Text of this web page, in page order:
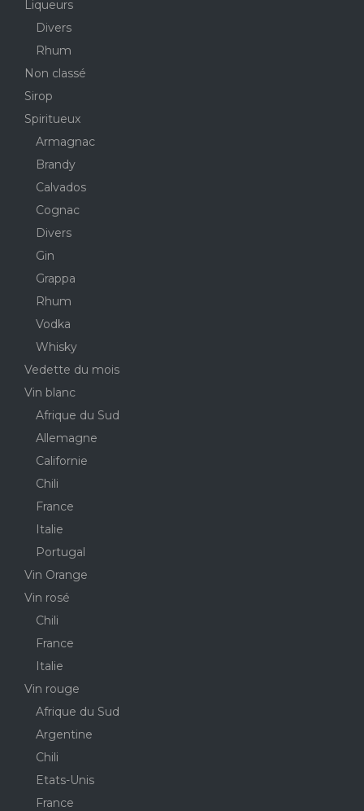
Liqueurs
Divers
Rhum
Non classé
Sirop
Spiritueux
Armagnac
Brandy
Calvados
Cognac
Divers
Gin
Grappa
Rhum
Vodka
Whisky
Vedette du mois
Vin blanc
Afrique du Sud
Allemagne
Californie
Chili
France
Italie
Portugal
Vin Orange
Vin rosé
Chili
France
Italie
Vin rouge
Afrique du Sud
Argentine
Chili
Etats-Unis
France